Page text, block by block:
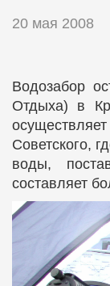
20 мая 2008
Водозабор
Отдыха) в
Советского,
воды,
составляет